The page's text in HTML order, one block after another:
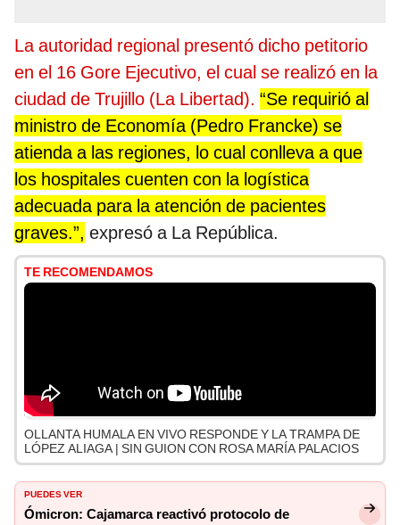
La autoridad regional presentó dicho petitorio
en el 16 Gore Ejecutivo, el cual se realizó en la
ciudad de Trujillo (La Libertad). “Se requirió al
ministro de Economía (Pedro Francke) se
atienda a las regiones, lo cual conlleva a que
los hospitales cuenten con la logística
adecuada para la atención de pacientes
graves.”, expresó a La República.
TE RECOMENDAMOS
OLLANTA HUMALA EN VIVO RESPONDE Y LA TRAMPA DE
LÓPEZ ALIAGA | SIN GUION CON ROSA MARÍA PALACIOS
PUEDES VER
Ómicron: Cajamarca reactivó protocolo de